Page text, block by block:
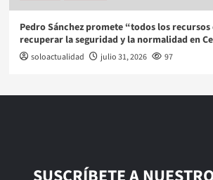
Pedro Sánchez promete “todos los recursos
recuperar la seguridad y la normalidad en
soloactualidad julio 31, 2026 97